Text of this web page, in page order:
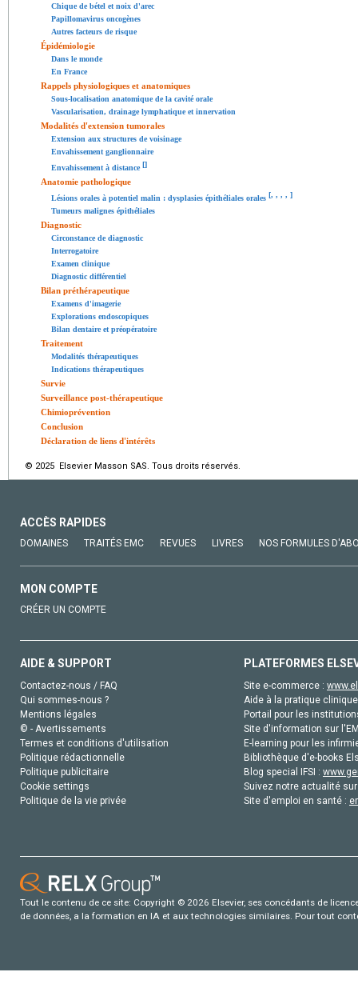
Chique de bétel et noix d'arec
Papillomavirus oncogènes
Autres facteurs de risque
Épidémiologie
Dans le monde
En France
Rappels physiologiques et anatomiques
Sous-localisation anatomique de la cavité orale
Vascularisation, drainage lymphatique et innervation
Modalités d'extension tumorales
Extension aux structures de voisinage
Envahissement ganglionnaire
Envahissement à distance[]
Anatomie pathologique
Lésions orales à potentiel malin : dysplasies épithéliales orales [, , , , ]
Tumeurs malignes épithéliales
Diagnostic
Circonstance de diagnostic
Interrogatoire
Examen clinique
Diagnostic différentiel
Bilan préthérapeutique
Examens d'imagerie
Explorations endoscopiques
Bilan dentaire et préopératoire
Traitement
Modalités thérapeutiques
Indications thérapeutiques
Survie
Surveillance post-thérapeutique
Chimioprévention
Conclusion
Déclaration de liens d'intérêts
© 2025 Elsevier Masson SAS. Tous droits réservés.
ACCÈS RAPIDES
DOMAINES TRAITÉS EMC REVUES LIVRES NOS FORMULES
MON COMPTE
CRÉER UN COMPTE
AIDE & SUPPORT
Contactez-nous / FAQ
Qui sommes-nous ?
Mentions légales
© - Avertissements
Termes et conditions d'utilisation
Politique rédactionnelle
Politique publicitaire
Cookie settings
Politique de la vie privée
PLATEFORMES
Site e-commerce :
Aide à la pratique
Portail pour les
Site d'information sur
E-learning pour les
Bibliothèque d'e-books
Blog special IFSI :
Suivez notre actualité
Site d'emploi en santé :
Tout le contenu de ce site: Copyright © 2026 Elsevier, ses concédants de
de données, a la formation en IA et aux technologies similaires. Pour tout